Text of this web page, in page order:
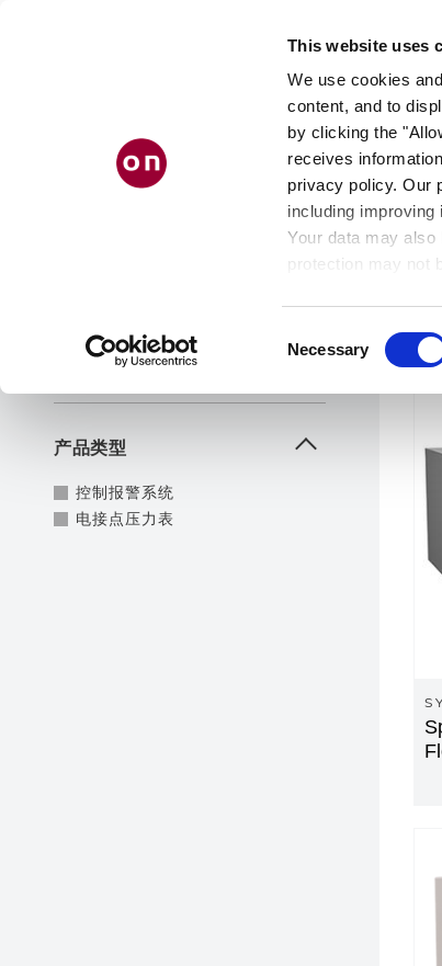
This website uses
We use cookies
content, and to
by clicking the
receives
privacy policy. Our
including
Your data may
protection may not
Selection
Necessary
产品筛选 清除所有筛选条件
控制报警系列
产品类型
控制报警系统
电接点压力表
产